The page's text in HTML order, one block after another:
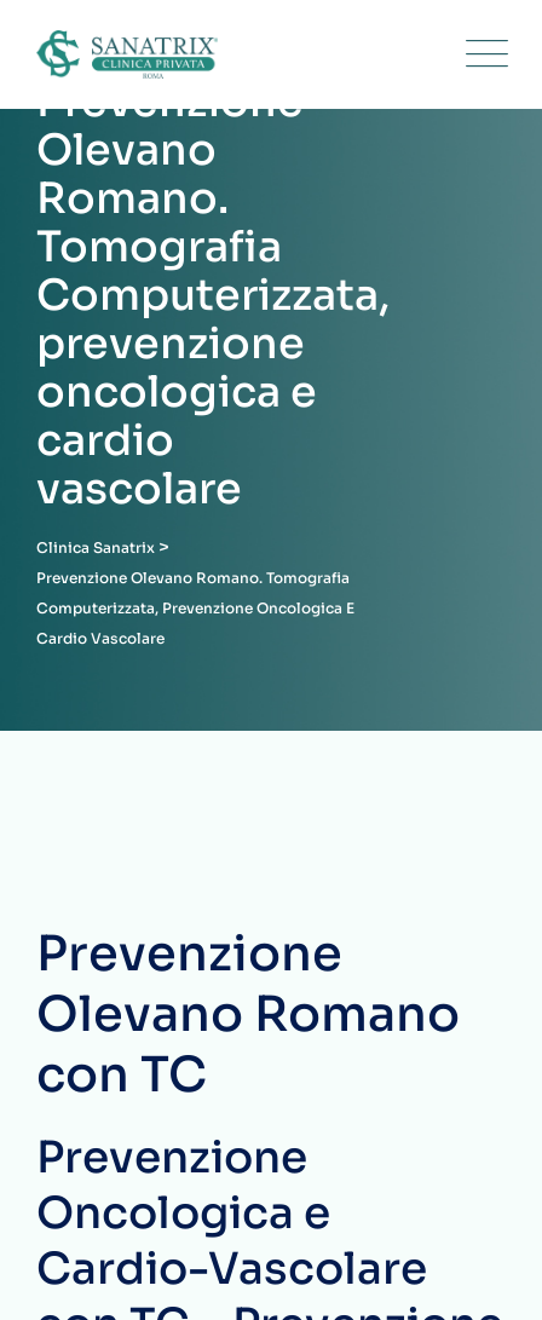
content
Prevenzione
Olevano
Romano.
Tomografia
Computerizzata,
prevenzione
oncologica e
cardio
vascolare
Clinica Sanatrix >
Prevenzione Olevano Romano. Tomografia
Computerizzata, Prevenzione Oncologica E
Cardio Vascolare
Prevenzione
Olevano Romano
con TC
Prevenzione
Oncologica e
Cardio-Vascolare